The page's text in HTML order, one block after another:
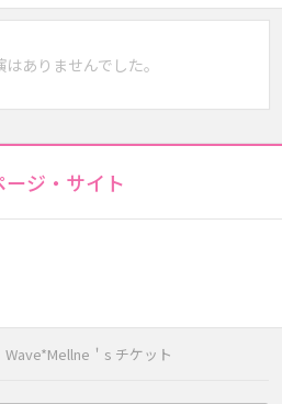
Wave*Mellne＇s チケット
ありませんでした。
ージ・サイト